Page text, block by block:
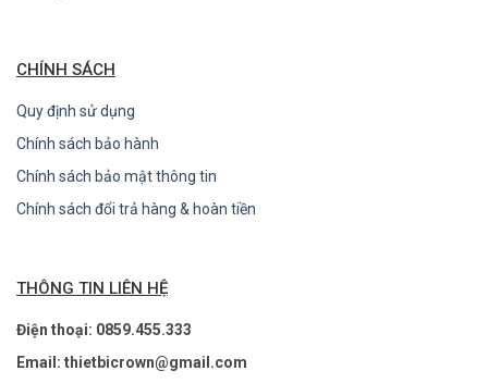
CHÍNH SÁCH
Quy định sử dụng
Chính sách bảo hành
Chính sách bảo mật thông tin
Chính sách đổi trả hàng & hoàn tiền
THÔNG TIN LIÊN HỆ
Điện thoại: 0859.455.333
Email: thietbicrown@gmail.com